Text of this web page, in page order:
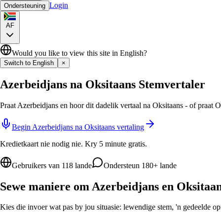
Ondersteuning Login
AF
Would you like to view this site in English?
Switch to English ×
Azerbeidjans na Oksitaans Stemvertaler
Praat Azerbeidjans en hoor dit dadelik vertaal na Oksitaans - of
Begin Azerbeidjans na Oksitaans vertaling
Kredietkaart nie nodig nie. Kry 5 minute gratis.
Gebruikers van 118 lande Ondersteun 180+ lande
Sewe maniere om Azerbeidjans en
Kies die invoer wat pas by jou situasie: lewendige stem, 'n gedeelde